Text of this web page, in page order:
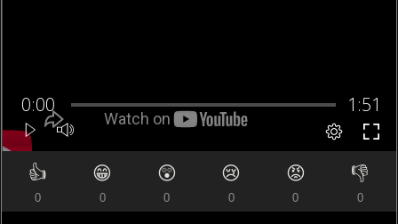
👍
0
😁
0
😲
0
😢
0
😡
0
👎
0